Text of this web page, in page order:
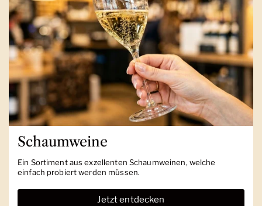
Schaumweine
Ein Sortiment aus exzellenten Schaumweinen, welche
einfach probiert werden müssen.
Jetzt entdecken